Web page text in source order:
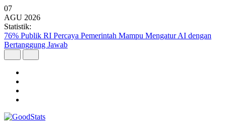
07
AGU 2026
Statistik:
76% Publik RI Percaya Pemerintah Mampu Mengatur AI dengan
Bertanggung Jawab